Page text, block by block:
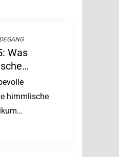
Was
himmlische